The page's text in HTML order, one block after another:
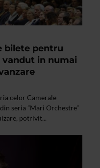
bilete pentru
vandut in numai
celor Camerale
seria ”Mari Orchestre”
potrivit...